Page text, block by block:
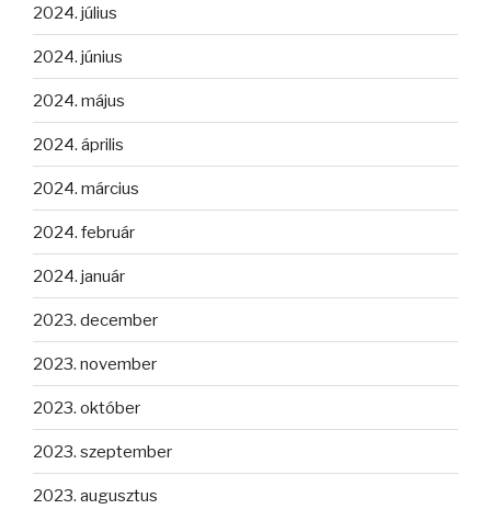
2024. július
2024. június
2024. május
2024. április
2024. március
2024. február
2024. január
2023. december
2023. november
2023. október
2023. szeptember
2023. augusztus